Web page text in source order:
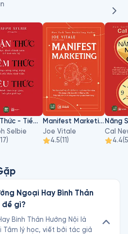
Nhận Thức - Tiềm Thức - Siêu Thức
Selbie
17)
Manifest Marketing
Joe Vitale
4.5(11)
Cal
4.4(5
Ngoại Hay Bình Thản
đề gì?
Bình Thản Hướng Nội là
Tâm lý học, viết bởi tác giả